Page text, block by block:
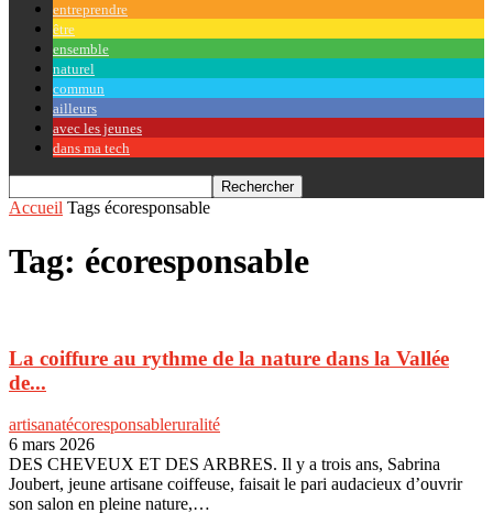
entreprendre
être
ensemble
naturel
commun
ailleurs
avec les jeunes
dans ma tech
Accueil Tags écoresponsable
Tag: écoresponsable
La coiffure au rythme de la nature dans la Vallée
de...
artisanatécoresponsableruralité
6 mars 2026
DES CHEVEUX ET DES ARBRES. Il y a trois ans, Sabrina
Joubert, jeune artisane coiffeuse, faisait le pari audacieux d’ouvrir
son salon en pleine nature,…